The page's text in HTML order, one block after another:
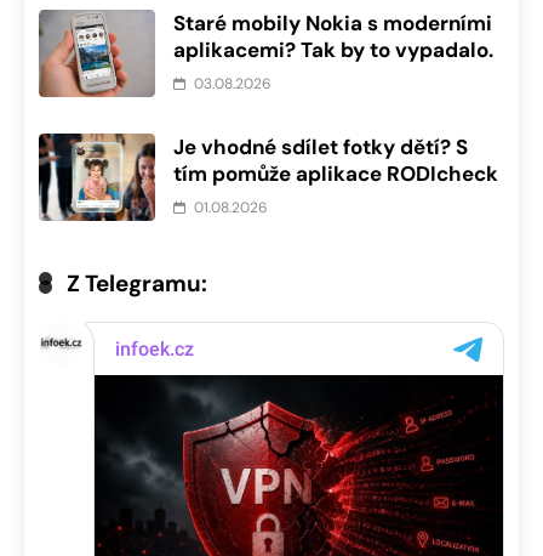
Staré mobily Nokia s moderními
aplikacemi? Tak by to vypadalo.
03.08.2026
Je vhodné sdílet fotky dětí? S
tím pomůže aplikace RODIcheck
01.08.2026
Z Telegramu: